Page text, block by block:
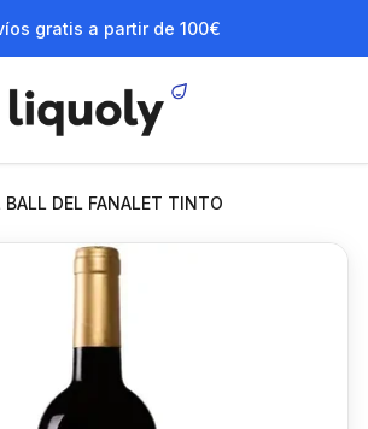
gratis a partir de 100€
BALL DEL FANALET TINTO